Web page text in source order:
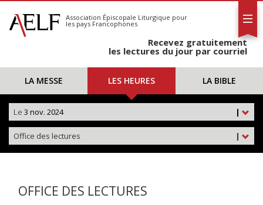
S'abonner
Calendrier
Association Épiscopale Liturgique pour
les pays Francophones
Recevez gratuitement
les lectures du jour par courriel
LA MESSE LES HEURES LA BIBLE
|
Le 3 nov. 2024
|
Office des lectures
OFFICE DES LECTURES